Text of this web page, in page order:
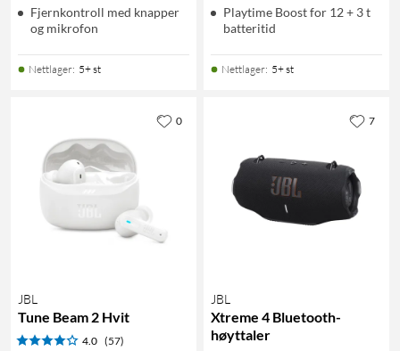
Fjernkontroll med knapper
og mikrofon
Nettlager: 5+ st
Playtime Boost for 12 + 3 t
batteritid
Nettlager: 5+ st
JBL
Tune Beam 2 Hvit
4.0 (57)
0
JBL
Xtreme 4 Bluetooth-
høyttaler
7